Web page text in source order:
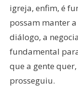
igreja, enfim, é
possam manter
diálogo, a
fundamental
que a gente
prosseguiu.